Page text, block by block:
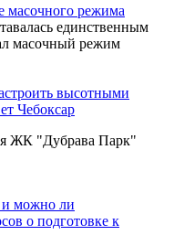
масочного режима
единственным
масочный режим
высотными
Чебоксар
ЖК "Дубрава Парк"
и можно ли
о подготовке к